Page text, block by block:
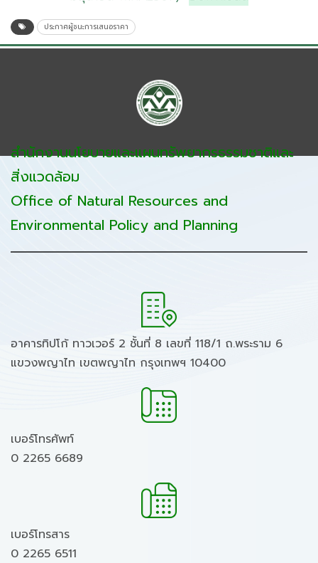
ประกาศผู้ชนะการเสนอราคา
สำนักงานนโยบายและแผนทรัพยากรธรรมชาติและ
สิ่งแวดล้อม
Office of Natural Resources and
Environmental Policy and Planning
อาคารทิปโก้ ทาวเวอร์ 2 ชั้นที่ 8 เลขที่ 118/1 ถ.พระราม 6
แขวงพญาไท เขตพญาไท กรุงเทพฯ 10400
เบอร์โทรศัพท์
0 2265 6689
เบอร์โทรสาร
0 2265 6511